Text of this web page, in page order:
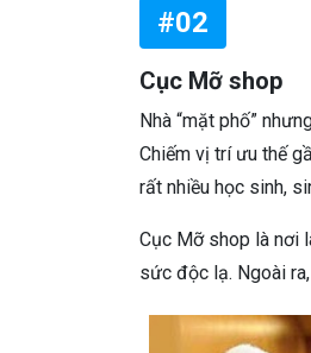
#02
Cục Mỡ shop
Nhà “mặt phố”
Chiếm vị trí ưu thế
rất nhiều học sinh,
Cục Mỡ shop là nơi
sức độc lạ. Ngoài